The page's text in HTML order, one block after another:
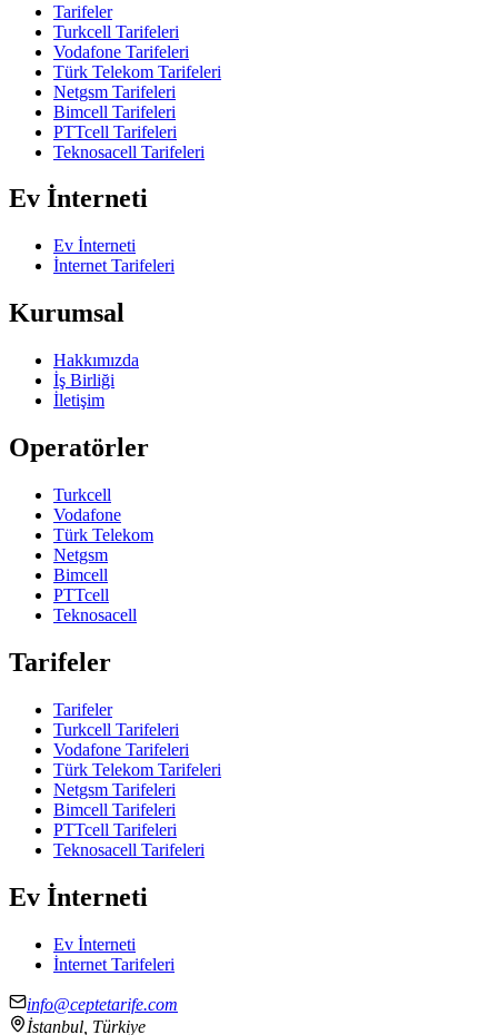
Tarifeler
Turkcell Tarifeleri
Vodafone Tarifeleri
Türk Telekom Tarifeleri
Netgsm Tarifeleri
Bimcell Tarifeleri
PTTcell Tarifeleri
Teknosacell Tarifeleri
Ev İnterneti
Ev İnterneti
İnternet Tarifeleri
Kurumsal
Hakkımızda
İş Birliği
İletişim
Operatörler
Turkcell
Vodafone
Türk Telekom
Netgsm
Bimcell
PTTcell
Teknosacell
Tarifeler
Tarifeler
Turkcell Tarifeleri
Vodafone Tarifeleri
Türk Telekom Tarifeleri
Netgsm Tarifeleri
Bimcell Tarifeleri
PTTcell Tarifeleri
Teknosacell Tarifeleri
Ev İnterneti
Ev İnterneti
İnternet Tarifeleri
info@ceptetarife.com
İstanbul, Türkiye